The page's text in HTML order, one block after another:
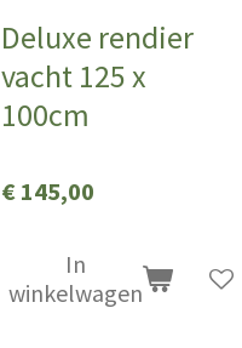
Deluxe rendier
vacht 125 x
100cm
€ 145,00
In
winkelwagen